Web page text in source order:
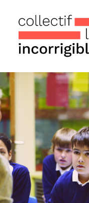
Accueil
Le collectif
Nos actualités
Notre «